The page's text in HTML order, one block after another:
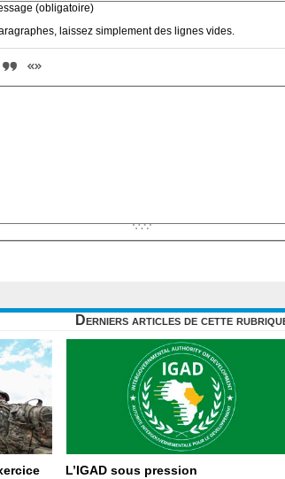
(obligatoire)
laissez simplement des lignes vides.
Derniers articles de cette
L’IGAD sous pression